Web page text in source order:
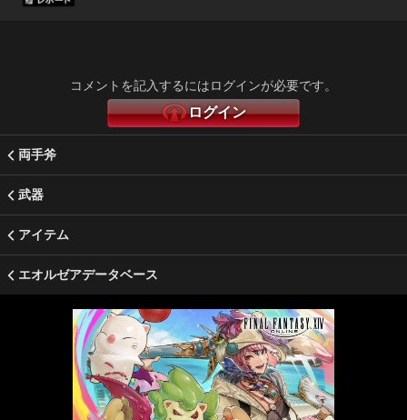
コメントを記入するにはログインが必要です。
ログイン
両手斧
武器
アイテム
エオルゼアデータベース